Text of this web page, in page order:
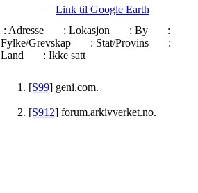
= Link til Google Earth
: Adresse : Lokasjon : By
:
Fylke/Grevskap
: Stat/Provins
:
Land
: Ikke satt
[S99] geni.com.
[S912] forum.arkivverket.no.